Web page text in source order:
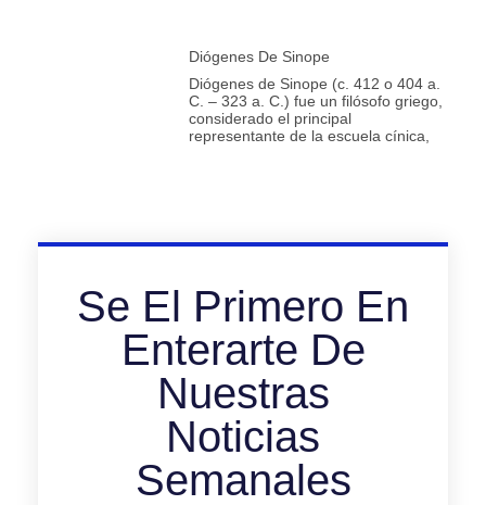
Diógenes De Sinope
Diógenes de Sinope (c. 412 o 404 a.
C. – 323 a. C.) fue un filósofo griego,
considerado el principal
representante de la escuela cínica,
Se El Primero En
Enterarte De
Nuestras
Noticias
Semanales